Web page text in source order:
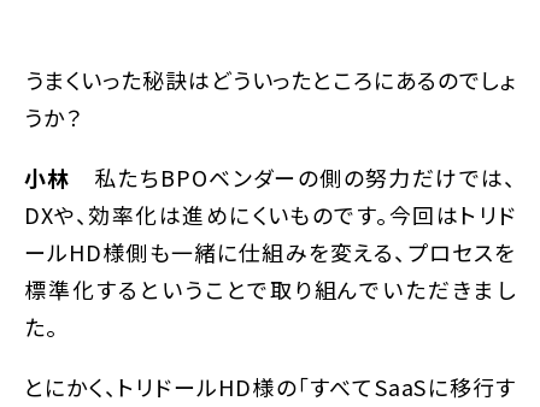
――うまくいった秘訣はどういったところにあるのでしょ
うか？
小林 私たちBPOベンダーの側の努力だけでは、
DXや、効率化は進めにくいものです。今回はトリド
ールHD様側も一緒に仕組みを変える、プロセスを
標準化するということで取り組んでいただきまし
た。
とにかく、トリドールHD様の「すべてSaaSに移行す